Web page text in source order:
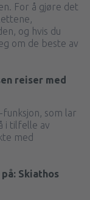
For å gjøre det
og hvis du
om de beste av
reiser med
funksjon, som lar
i tilfelle av
med
Skiathos